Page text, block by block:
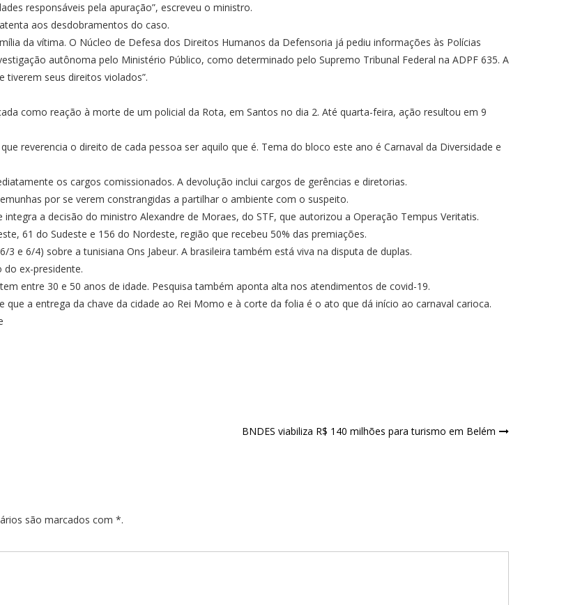
responsáveis pela apuração”, escreveu o ministro.
aos desdobramentos do caso.
da vítima. O Núcleo de Defesa dos Direitos Humanos da Defensoria já pediu informações às Polícias
autônoma pelo Ministério Público, como determinado pelo Supremo Tribunal Federal na ADPF 635. A
tiverem seus direitos violados”.
como reação à morte de um policial da Rota, em Santos no dia 2. Até quarta-feira, ação resultou em 9
reverencia o direito de cada pessoa ser aquilo que é. Tema do bloco este ano é Carnaval da Diversidade e
os cargos comissionados. A devolução inclui cargos de gerências e diretorias.
por se verem constrangidas a partilhar o ambiente com o suspeito.
a decisão do ministro Alexandre de Moraes, do STF, que autorizou a Operação Tempus Veritatis.
61 do Sudeste e 156 do Nordeste, região que recebeu 50% das premiações.
e 6/4) sobre a tunisiana Ons Jabeur. A brasileira também está viva na disputa de duplas.
ex-presidente.
entre 30 e 50 anos de idade. Pesquisa também aponta alta nos atendimentos de covid-19.
que a entrega da chave da cidade ao Rei Momo e à corte da folia é o ato que dá início ao carnaval carioca.
BNDES viabiliza R$ 140 milhões para turismo em Belém
são marcados com *.